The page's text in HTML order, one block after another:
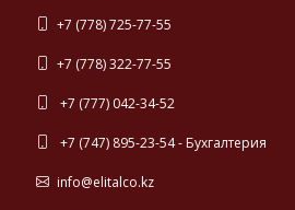
+7 (778) 725-77-55
+7 (778) 322-77-55
+7 (777) 042-34-52
+7 (747) 895-23-54 - Бухгалтерия
info@elitalco.kz